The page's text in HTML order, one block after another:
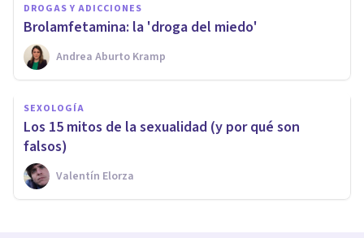
DROGAS Y ADICCIONES
Brolamfetamina: la 'droga del miedo'
Andrea Aburto Kramp
SEXOLOGÍA
Los 15 mitos de la sexualidad (y por qué son
falsos)
Valentín Elorza